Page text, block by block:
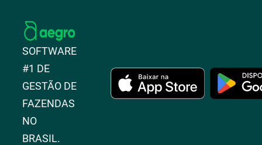
SOFTWARE
#1 DE
GESTÃO DE
FAZENDAS
NO
BRASIL.